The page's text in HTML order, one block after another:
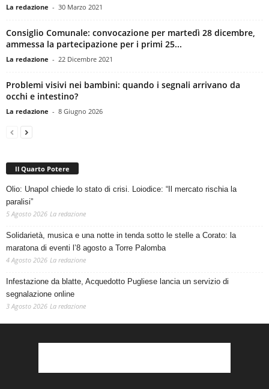
La redazione - 30 Marzo 2021
Consiglio Comunale: convocazione per martedì 28 dicembre,
ammessa la partecipazione per i primi 25...
La redazione - 22 Dicembre 2021
Problemi visivi nei bambini: quando i segnali arrivano da
occhi e intestino?
La redazione - 8 Giugno 2026
Il Quarto Potere
Olio: Unapol chiede lo stato di crisi. Loiodice: “Il mercato rischia la
paralisi”
5 Agosto 2026 La redazione
Solidarietà, musica e una notte in tenda sotto le stelle a Corato: la
maratona di eventi l’8 agosto a Torre Palomba
4 Agosto 2026 La redazione
Infestazione da blatte, Acquedotto Pugliese lancia un servizio di
segnalazione online
3 Agosto 2026 La redazione